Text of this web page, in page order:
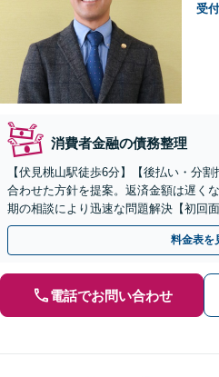
受
消費者金融の債務整理
【伏見桃山駅徒歩6分】【後払い・分
合わせた方針を提案。返済金額は遅く
期の相談により迅速な問題解決【初回
や、自宅や愛車を残したい方もお任せ
料金表を
電話でお問い合わせ